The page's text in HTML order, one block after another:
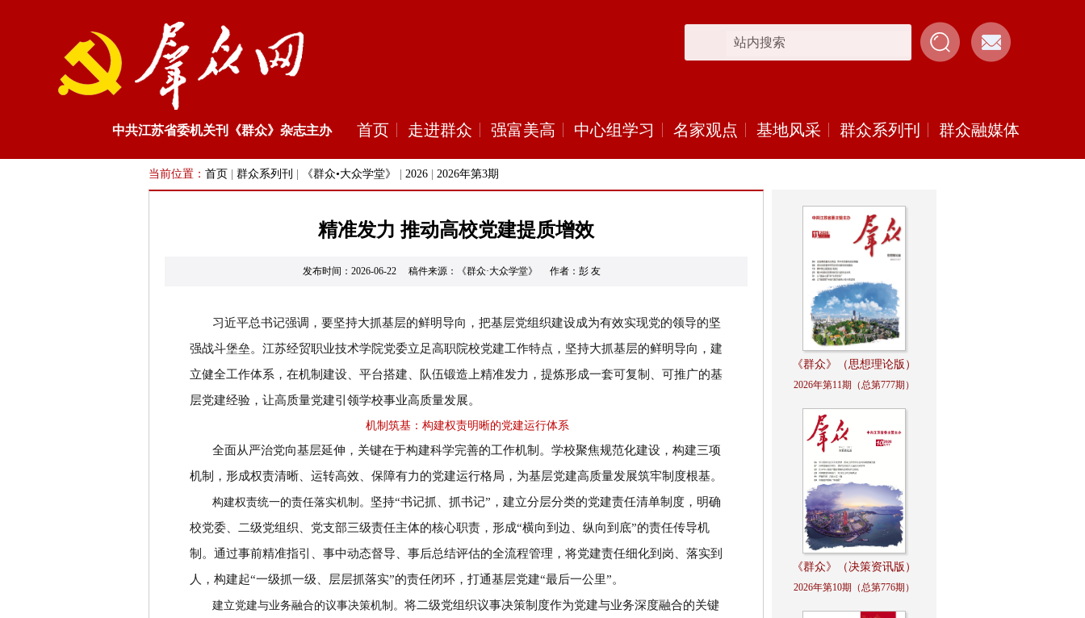
中共江苏省委机关刊《群众》杂志主办 首页 走进群众 强富美高 中心组学习 名家观点 基地风采 群众系列刊 群众融媒体
当前位置： 首页 群众系列刊 《群众•大众学堂》 2026 2026年第3期
精准发力 推动高校党建提质增效
发布时间：2026-06-22 稿件来源：《群众·大众学堂》 作者：彭 友
习近平总书记强调，要坚持大抓基层的鲜明导向，把基层党组织建设成为有效实现党的领导的坚
强战斗堡垒。江苏经贸职业技术学院党委立足高职院校党建工作特点，坚持大抓基层的鲜明导向，建
立健全工作体系，在机制建设、平台搭建、队伍锻造上精准发力，提炼形成一套可复制、可推广的基
层党建经验，让高质量党建引领学校事业高质量发展。
机制筑基：构建权责明晰的党建运行体系
全面从严治党向基层延伸，关键在于构建科学完善的工作机制。学校聚焦规范化建设，构建三项
机制，形成权责清晰、运转高效、保障有力的党建运行格局，为基层党建高质量发展筑牢制度根基。
构建权责统一的责任落实机制。 坚持“书记抓、抓书记” ，建立分层分类的党建责任清单制度，明确
校党委、二级党组织、党支部三级责任主体的核心职责，形成“横向到边、纵向到底”的责任传导机
制。通过事前精准指引、事中动态督导、事后总结评估的全流程管理，将党建责任细化到岗、落实到
人，构建起“一级抓一级、层层抓落实”的责任闭环，打通基层党建“最后一公里”。
建立党建与业务融合的议事决策机制。 将二级党组织议事决策制度作为党建与业务深度融合的关键
《群众》（思想理论版）
2026年第11期（总第777期）
《群众》（决策资讯版）
2026年第10期（总第776期）